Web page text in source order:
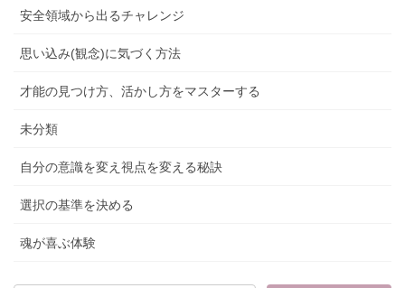
安全領域から出るチャレンジ
思い込み(観念)に気づく方法
才能の見つけ方、活かし方をマスターする
未分類
自分の意識を変え視点を変える秘訣
選択の基準を決める
魂が喜ぶ体験